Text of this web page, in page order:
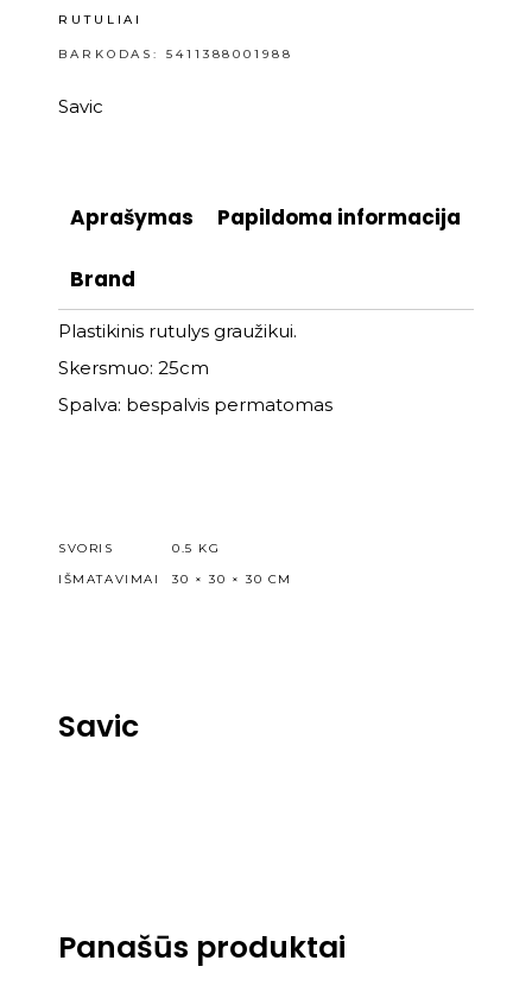
RUTULIAI
BARKODAS: 5411388001988
Savic
Aprašymas Papildoma informacija
Brand
Plastikinis rutulys graužikui.
Skersmuo: 25cm
Spalva: bespalvis permatomas
SVORIS
0.5 KG
IŠMATAVIMAI
30 × 30 × 30 CM
Savic
Panašūs produktai